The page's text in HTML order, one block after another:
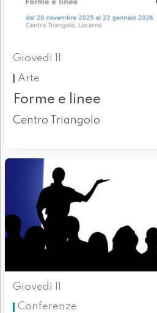
Giovedì 11
Arte
Forme e linee
Centro Triangolo
Giovedì 11
Conferenze